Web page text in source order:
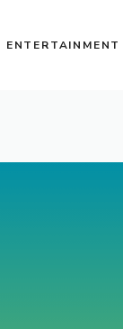
ENTERTAINMENT